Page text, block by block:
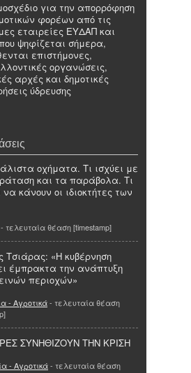
για την απορρόφηση
φορέων από τις
εταιρείες ΕΥΔΑΠ και
ψηφίζεται σήμερα,
επιστήμονες,
οργανώσεις,
αρχές και δημοτικές
ύδρευσης
οχήματα. Τι ισχύει με
και τα παράβολα. Τι
κάνουν οι ιδιοκτήτες των
- τελευταία θέαση [timestamp]
Τσιάρας: «Η κυβέρνηση
έμπρακτα την ανάπτυξη
περιοχών»
- Αγροτικά- τελευταία θέαση
ΣΥΝΗΘΙΖΟΥΝ ΤΗΝ ΚΡΙΣΗ
- Αγροτικά- τελευταία θέαση